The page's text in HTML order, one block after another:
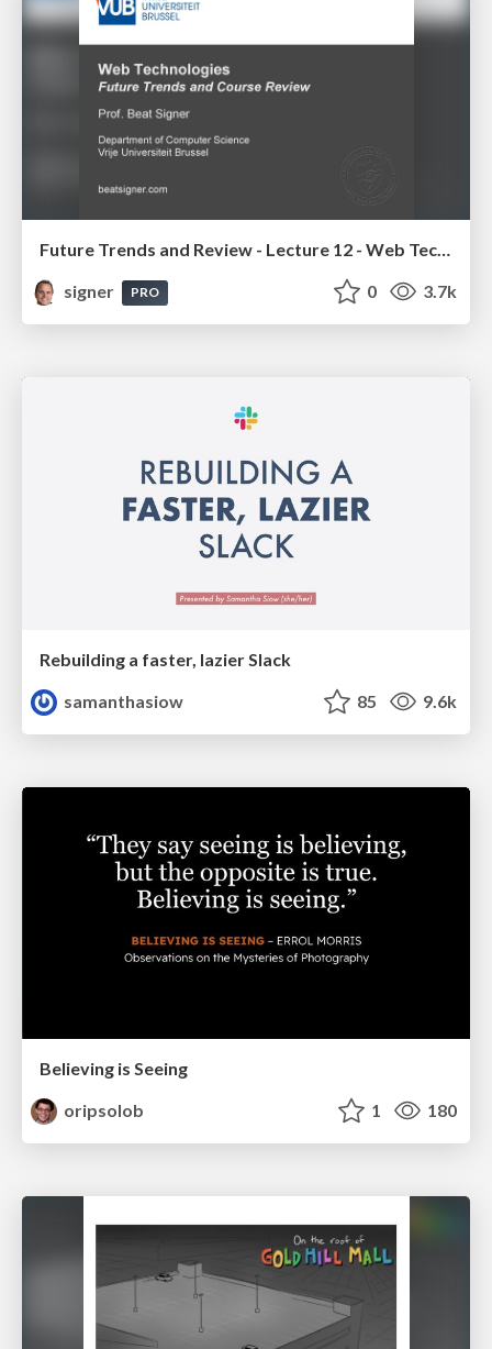
Future Trends and Review - Lecture 12 - Web Technologies (1019888BNR)
signer
PRO 0 3.7k
Rebuilding a faster, lazier Slack
samanthasiow
85 9.6k
Believing is Seeing
oripsolob
1 180